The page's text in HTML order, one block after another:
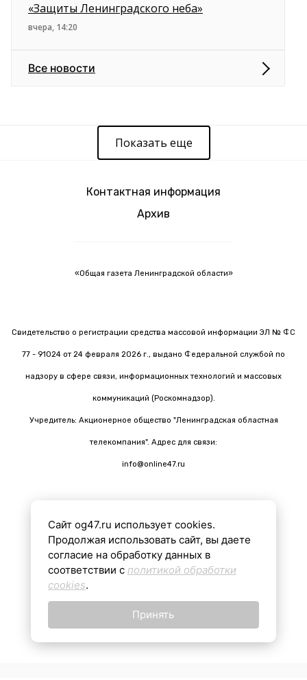
«Защиты Ленинградского неба»
вчера, 14:20
Все новости
Показать еще
Контактная информация
Архив
«Общая газета Ленинградской области»
Свидетельство о регистрации средства массовой информации ЭЛ № ФС
77 - 91024 от 24 февраля 2026 г., выдано Федеральной службой по
надзору в сфере связи, информационных технологий и массовых
коммуникаций (Роскомнадзор).
Учредитель: Акционерное общество "Ленинградская областная
телекомпания". Адрес для связи:
info@online47.ru
Все материалы на сайте подготовлены с помощью ИИ
16+
Сайт og47.ru использует cookies.
Продолжая использовать сайт, вы даете
согласие на обработку данных в
соответствии с политикой обработки
cookies.
Принять